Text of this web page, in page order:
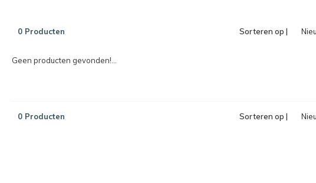
0 Producten Sorteren op |
Geen producten gevonden!...
0 Producten Sorteren op |